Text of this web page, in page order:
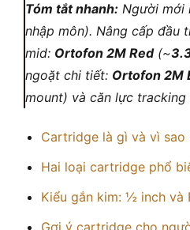
Tóm tắt nhanh: Người mới
nhập môn). Nâng cấp đầu
mid: Ortofon 2M Red(~
ngoặt chi tiết: Ortofon 2M
mount) và căn lực
Cartridge là gì và vì sao
Hai loại cartridge phổ
Kiểu gắn kim: ½ inch và